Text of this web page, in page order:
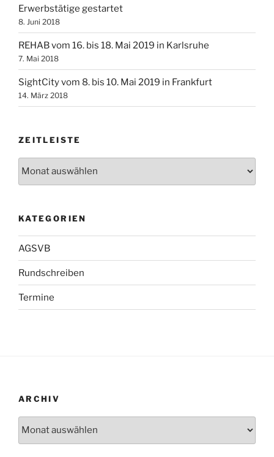
Erwerbstätige gestartet
8. Juni 2018
REHAB vom 16. bis 18. Mai 2019 in Karlsruhe
7. Mai 2018
SightCity vom 8. bis 10. Mai 2019 in Frankfurt
14. März 2018
ZEITLEISTE
KATEGORIEN
AGSVB
Rundschreiben
Termine
ARCHIV